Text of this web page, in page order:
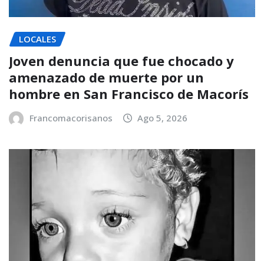
LOCALES
Joven denuncia que fue chocado y
amenazado de muerte por un
hombre en San Francisco de Macorís
Francomacorisanos Ago 5, 2026